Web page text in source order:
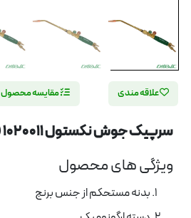
علاقه مندی مقایسه محصول
سرپیک جوش نکستول 1020011 (Nextool)
ویژگی های محصول
بدنه مستحکم از جنس برنج